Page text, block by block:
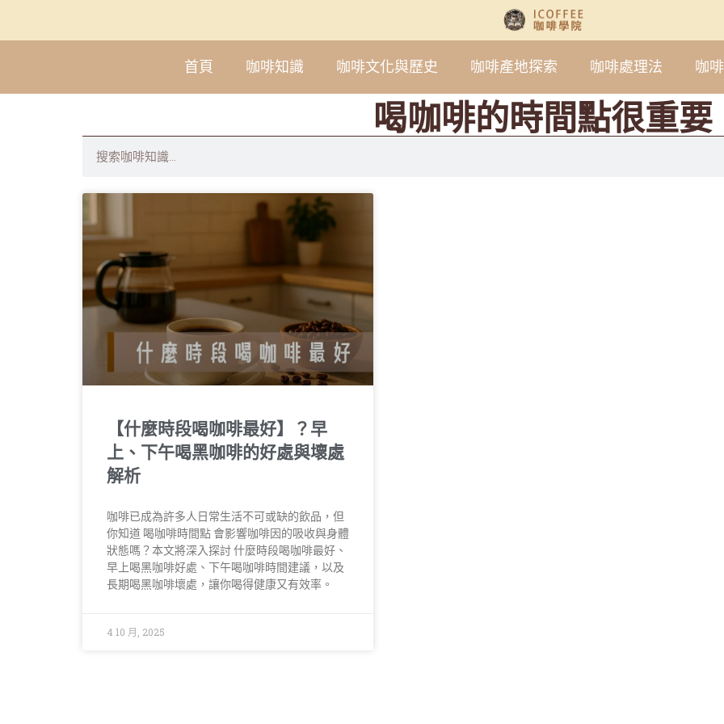
首頁 咖啡知識 咖啡文化與歷史 咖啡產地探索 咖啡處理法 咖
喝咖啡的時間點很重要
【什麼時段喝咖啡最好】？早
上、下午喝黑咖啡的好處與壞處
解析
咖啡已成為許多人日常生活不可或缺的飲品，但
你知道 喝咖啡時間點 會影響咖啡因的吸收與身體
狀態嗎？本文將深入探討 什麼時段喝咖啡最好、
早上喝黑咖啡好處、下午喝咖啡時間建議，以及
長期喝黑咖啡壞處，讓你喝得健康又有效率。
4 10 月, 2025